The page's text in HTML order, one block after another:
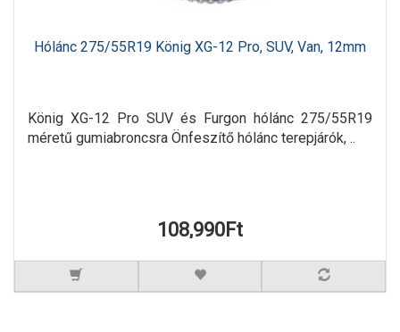
Hólánc 275/55R19 König XG-12 Pro, SUV, Van, 12mm
König XG-12 Pro SUV és Furgon hólánc 275/55R19
méretű gumiabroncsra Önfeszítő hólánc terepjárók, ..
108,990Ft